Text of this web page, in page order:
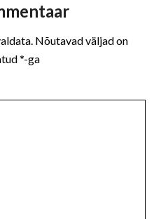
Nõutavad väljad on
*-ga